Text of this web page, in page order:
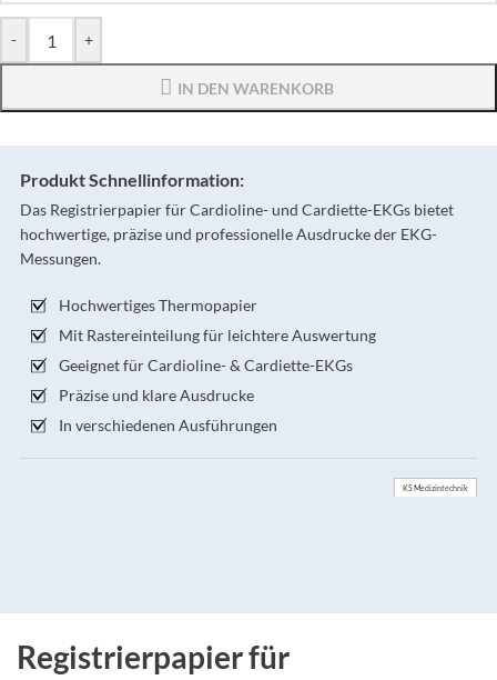
- +
IN DEN WARENKORB
Produkt Schnellinformation:
Das Registrierpapier für Cardioline- und Cardiette-EKGs bietet
hochwertige, präzise und professionelle Ausdrucke der EKG-
Messungen.
Hochwertiges Thermopapier
Mit Rastereinteilung für leichtere Auswertung
Geeignet für Cardioline- & Cardiette-EKGs
Präzise und klare Ausdrucke
In verschiedenen Ausführungen
KS Medizintechnik
Registrierpapier für